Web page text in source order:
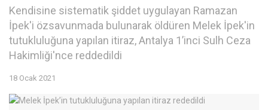
Kendisine sistematik şiddet uygulayan Ramazan
İpek'i özsavunmada bulunarak öldüren Melek İpek'in
tutukluluğuna yapılan itiraz, Antalya 1’inci Sulh Ceza
Hakimliği'nce reddedildi
18 Ocak 2021